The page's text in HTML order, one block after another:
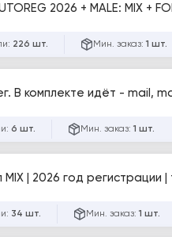
2026 + MALE: MIX
226 шт. Мин. заказ: 1 шт.
В комплекте идёт - mail,
6 шт. Мин. заказ: 1 шт.
| 2026 год регистрации |
34 шт. Мин. заказ: 1 шт.